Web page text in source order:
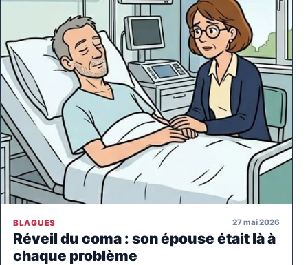
BLAGUES 27 mai 2026
Réveil du coma : son épouse était là à
chaque problème